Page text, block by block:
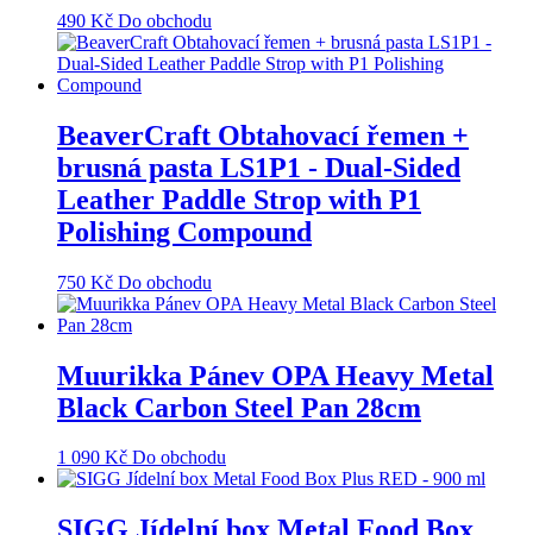
490 Kč Do obchodu
BeaverCraft Obtahovací řemen +
brusná pasta LS1Р1 - Dual-Sided
Leather Paddle Strop with P1
Polishing Compound
750 Kč Do obchodu
Muurikka Pánev OPA Heavy Metal
Black Carbon Steel Pan 28cm
1 090 Kč Do obchodu